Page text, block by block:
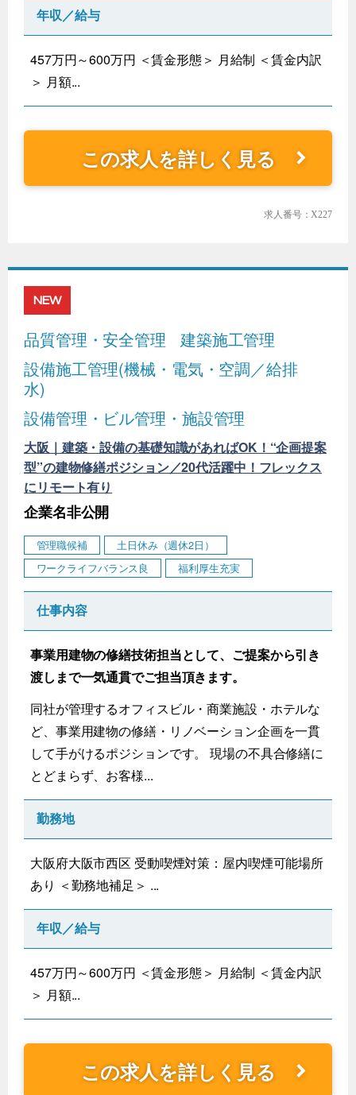
年収／給与
457万円～600万円 ＜賃金形態＞ 月給制 ＜賃金内訳
＞ 月額...
この求人を詳しく見る
求人番号：X227
NEW
品質管理・安全管理
建築施工管理
設備施工管理(機械・電気・空調／給排
水)
設備管理・ビル管理・施設管理
大阪｜建築・設備の基礎知識があればOK！“企画提案
型”の建物修繕ポジション／20代活躍中！フレックス
にリモート有り
企業名非公開
管理職候補
土日休み（週休2日）
ワークライフバランス良
福利厚生充実
仕事内容
事業用建物の修繕技術担当として、ご提案から引き
渡しまで一気通貫でご担当頂きます。
同社が管理するオフィスビル・商業施設・ホテルな
ど、事業用建物の修繕・リノベーション企画を一貫
して手がけるポジションです。 現場の不具合修繕に
とどまらず、お客様...
勤務地
大阪府大阪市西区 受動喫煙対策：屋内喫煙可能場所
あり ＜勤務地補足＞ ...
年収／給与
457万円～600万円 ＜賃金形態＞ 月給制 ＜賃金内訳
＞ 月額...
この求人を詳しく見る